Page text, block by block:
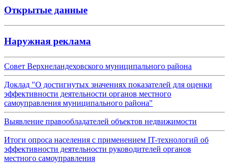
Открытые данные
Наружная реклама
Совет Верхнеландеховского муниципального района
Доклад "О достигнутых значениях показателей для оценки
эффективности деятельности органов местного
самоуправления муниципального района"
Выявление правообладателей объектов недвижимости
Итоги опроса населения с применением IT-технологий об
эффективности деятельности руководителей органов
местного самоуправления